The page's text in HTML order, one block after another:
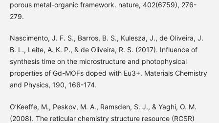
porous metal-organic framework. nature, 402(6759), 276-
279.
Nascimento, J. F. S., Barros, B. S., Kulesza, J., de Oliveira, J.
B. L., Leite, A. K. P., & de Oliveira, R. S. (2017). Influence of
synthesis time on the microstructure and photophysical
properties of Gd-MOFs doped with Eu3+. Materials Chemistry
and Physics, 190, 166-174.
O’Keeffe, M., Peskov, M. A., Ramsden, S. J., & Yaghi, O. M.
(2008). The reticular chemistry structure resource (RCSR)